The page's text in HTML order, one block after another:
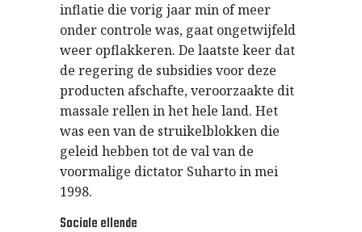
inflatie die vorig jaar min of meer
onder controle was, gaat ongetwijfeld
weer opflakkeren. De laatste keer dat
de regering de subsidies voor deze
producten afschafte, veroorzaakte dit
massale rellen in het hele land. Het
was een van de struikelblokken die
geleid hebben tot de val van de
voormalige dictator Suharto in mei
1998.
Sociale ellende